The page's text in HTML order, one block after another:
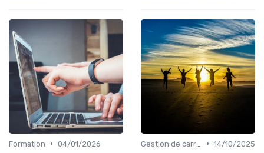
Formation • 04/01/2026
• 14/10/2025